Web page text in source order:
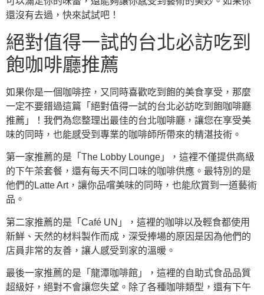
還沒有去過，快來試試吧！
絕對值得一試的台北必訪吃到
飽咖啡廳推薦
如果你是一個咖啡控，又同時喜歡吃到飽的美食享受，那麼
一定不要錯過這篇「絕對值得一試的台北必訪吃到飽咖啡廳
推薦」！我們為您整理出最佳的台北咖啡廳，讓您在享受美
味的同時，也能感受到專業的咖啡師所帶來的精湛技術。
第一家推薦的是「The Lobby Lounge」，這裡不僅提供高級
的下午茶套餐，還有每天不同口味的咖啡供應。最特別的是
他們的Latte Art，讓你品嚐美味的同時，也能欣賞到一道藝術
品。
第二家推薦的是「Café UN」，這裡的咖啡以及輕食都使用
新鮮、天然的材料製作而成，深受捧場的原因是因為他們的
店員非常的友善，讓人感受到家的溫暖。
最後一家推薦的是「龍潭咖啡館」，這裡的自助式食品品質
超級好，絕對不會讓您失望。除了各種咖啡類型，還有下午